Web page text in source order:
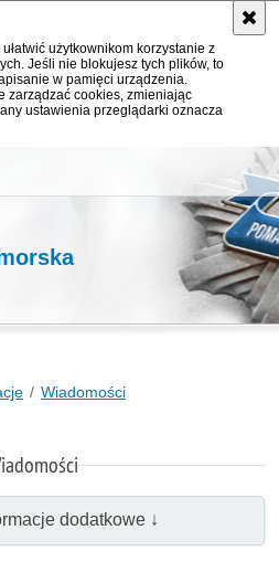
użytkownikom korzystanie z
Jeśli nie blokujesz tych plików, to
w pamięci urządzenia.
zarządzać cookies, zmieniając
ustawienia przeglądarki oznacza
Wiadomości
dodatkowe ↓